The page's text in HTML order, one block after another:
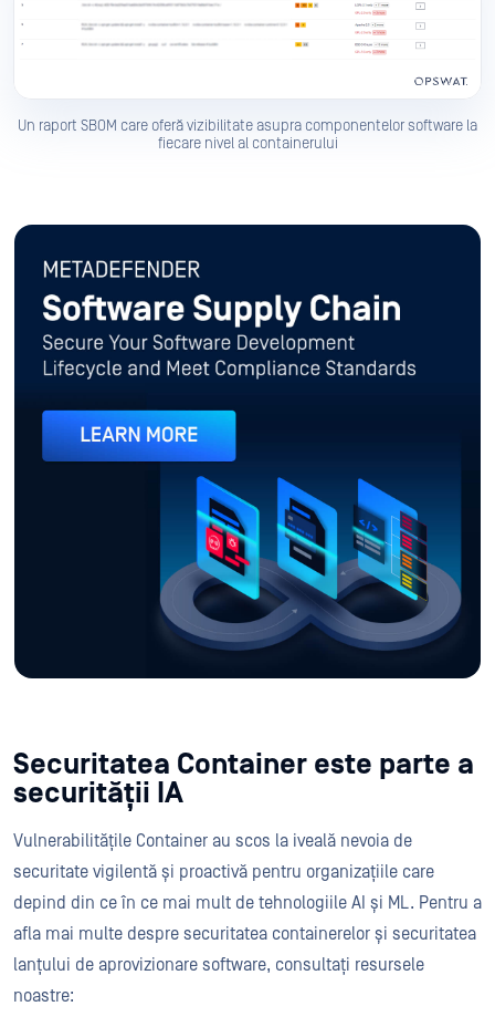
Un raport SBOM care oferă vizibilitate asupra componentelor software la
fiecare nivel al containerului
MetaDefender Software
Secure ciclul de viață Software Secure și respectați
Securitatea Container este parte a
securității IA
Vulnerabilitățile Container au scos la iveală nevoia de
securitate vigilentă și proactivă pentru organizațiile care
depind din ce în ce mai mult de tehnologiile AI și ML. Pentru a
afla mai multe despre securitatea containerelor și securitatea
lanțului de aprovizionare software, consultați resursele
noastre: